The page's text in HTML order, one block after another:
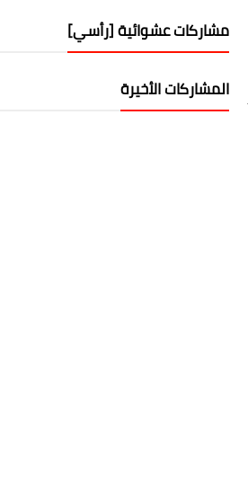
مشاركات عشوائية [رأسي]
المشاركات الأخيرة